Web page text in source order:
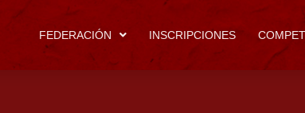
FEDERACIÓN INSCRIPCIONES